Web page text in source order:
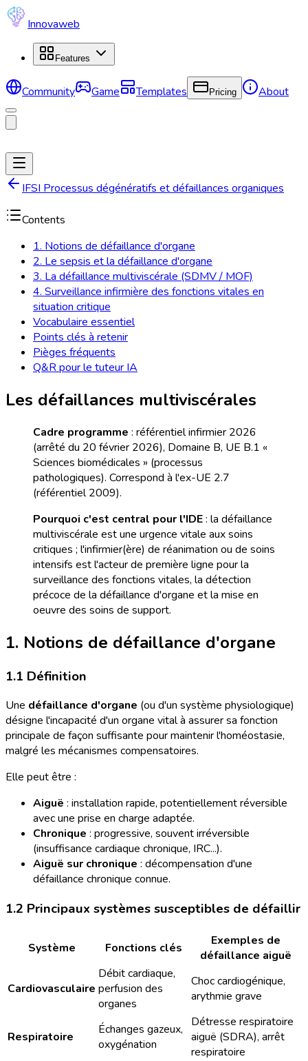
Innovaweb
Features
Community Game Templates Pricing About
IFSI Processus dégénératifs et défaillances organiques
Contents
1. Notions de défaillance d'organe
2. Le sepsis et la défaillance d'organe
3. La défaillance multiviscérale (SDMV / MOF)
4. Surveillance infirmière des fonctions vitales en
situation critique
Vocabulaire essentiel
Points clés à retenir
Pièges fréquents
Q&R pour le tuteur IA
Les défaillances multiviscérales
Cadre programme : référentiel infirmier 2026
(arrêté du 20 février 2026), Domaine B, UE B.1 «
Sciences biomédicales » (processus
pathologiques). Correspond à l'ex-UE 2.7
(référentiel 2009).
Pourquoi c'est central pour l'IDE: la défaillance
multiviscérale est une urgence vitale aux soins
critiques ; l'infirmier(ère) de réanimation ou de soins
intensifs est l'acteur de première ligne pour la
surveillance des fonctions vitales, la détection
précoce de la défaillance d'organe et la mise en
oeuvre des soins de support.
1. Notions de défaillance d'organe
1.1 Définition
Une défaillance d'organe (ou d'un système physiologique)
désigne l'incapacité d'un organe vital à assurer sa fonction
principale de façon suffisante pour maintenir l'homéostasie,
malgré les mécanismes compensatoires.
Elle peut être :
Aiguë : installation rapide, potentiellement réversible
avec une prise en charge adaptée.
Chronique : progressive, souvent irréversible
(insuffisance cardiaque chronique, IRC...).
Aiguë sur chronique : décompensation d'une
défaillance chronique connue.
1.2 Principaux systèmes susceptibles de défaillir
Système Fonctions clés
Exemples de
défaillance aiguë
Cardiovasculaire
Débit cardiaque,
perfusion des
organes
Choc cardiogénique,
arythmie grave
Respiratoire
Échanges gazeux,
oxygénation
Détresse respiratoire
aiguë (SDRA), arrêt
respiratoire